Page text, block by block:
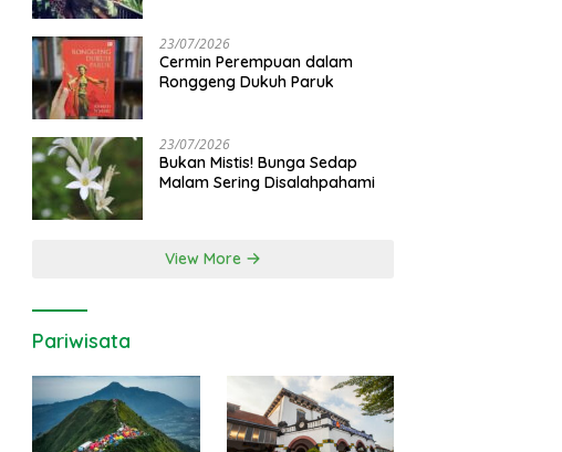
23/07/2026
Cermin Perempuan dalam
Ronggeng Dukuh Paruk
23/07/2026
Bukan Mistis! Bunga Sedap
Malam Sering Disalahpahami
View More
Pariwisata